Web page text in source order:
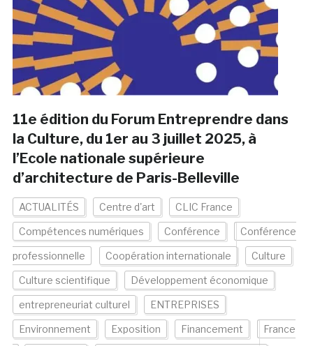
11e édition du Forum Entreprendre dans
la Culture, du 1er au 3 juillet 2025, à
l’Ecole nationale supérieure
d’architecture de Paris-Belleville
ACTUALITÉS Centre d'art CLIC France
Compétences numériques Conférence Conférence
professionnelle Coopération internationale Culture
Culture scientifique Développement économique
entrepreneuriat culturel ENTREPRISES
Environnement Exposition Financement France